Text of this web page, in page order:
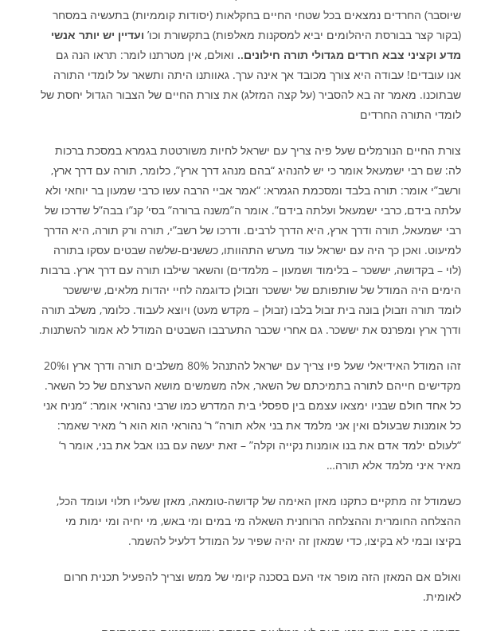
שיוסבר) החרדים נמצאים בכל שטחי החיים בחקלאות (יסודות קוממיות) בתעשיה במסחר
(בקור קצר בבורסת היהלומים יביא למסקנות מאלפות) בתקשורת וכו’ ועדיין יש יותר אנשי
מדע וקציני צבא חרדים מגדולי תורה חילונים.. ואולם, אין מטרתנו לומר: תראו הנה גם
אנו עובדים! עבודה היא צורך מכובד אך אינה ערך. גאוותנו היתה ותשאר על לומדי התורה
שבתוכנו. מאמר זה בא להסביר (על קצה המזלג) את צורת החיים של הצבור הגדול יחסת של
לומדי התורה החרדים
צורת החיים הנורמלים שעל פיה צריך עם ישראל לחיות משורטטת בגמרא במסכת ברכות
לה: שם רבי ישמעאל אומר כי יש להנהיג “בהם מנהג דרך ארץ”, כלומר, תורה עם דרך ארץ,
ורשב”י אומר: תורה בלבד ומסכמת הגמרא: “אמר אביי הרבה עשו כרבי שמעון בר יוחאי ולא
עלתה בידם, כרבי ישמעאל ועלתה בידם”. אומר ה”משנה ברורה” בסי’ קנ”ו בבה”ל שדרכו של
רבי ישמעאל, תורה ודרך ארץ, היא הדרך לרבים. ודרכו של רשב”י, תורה ורק תורה, היא הדרך
למיעוט. ואכן כך היה עם ישראל עוד מערש התהוותו, כששנים-שלשה שבטים עסקו בתורה
(לוי – בקדושה, יששכר – בלימוד ושמעון – מלמדים) והשאר שילבו תורה עם דרך ארץ. ברבות
הימים היה המודל של שותפותם של יששכר וזבולן כדוגמה לחיי יהדות מלאים, שיששכר
לומד תורה וזבולן בונה בית זבול בלבו (זבולן – מקדש מעט) ויוצא לעבוד. כלומר, משלב תורה
ודרך ארץ ומפרנס את יששכר. גם אחרי שכבר התערבבו השבטים המודל לא אמור להשתנות.
זהו המודל האידיאלי שעל פיו צריך עם ישראל להתנהל 80% משלבים תורה ודרך ארץ ו20%
מקדישים חייהם לתורה בתמיכתם של השאר, אלה משמשים מושא הערצתם של כל השאר.
כל אחד חולם שבניו ימצאו עצמם בין ספסלי בית המדרש כמו שרבי נהוראי אומר: “מניח אני
כל אומנות שבעולם ואין אני מלמד את בני אלא תורה” ר’ נהוראי הוא הוא ר’ מאיר שאמר:
“לעולם ילמד אדם את בנו אומנות נקייה וקלה” – זאת יעשה עם בנו אבל את בני, אומר ר’
מאיר איני מלמד אלא תורה…
כשמודל זה מתקיים כתקנו מאזן האימה של קדושה-טומאה, מאזן שעליו תלוי ועומד הכל,
ההצלחה החומרית וההצלחה הרוחנית השאלה מי במים ומי באש, מי יחיה ומי ימות מי
בקיצו ובמי לא בקיצו, כדי שמאזן זה יהיה שפיר על המודל דלעיל להשמר.
ואולם אם המאזן הזה מופר אזי העם בסכנה קיומי של ממש וצריך להפעיל תכנית חרום
לאומית.